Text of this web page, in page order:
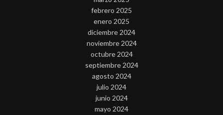
febrero 2025
enero 2025
diciembre 2024
noviembre 2024
octubre 2024
septiembre 2024
agosto 2024
julio 2024
junio 2024
mayo 2024